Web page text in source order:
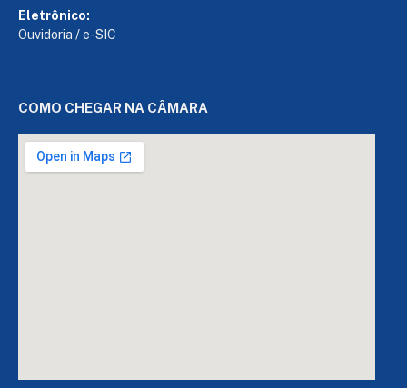
Eletrônico:
Ouvidoria /e-SIC
COMO CHEGAR NA CÂMARA